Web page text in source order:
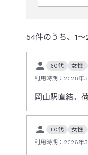
54件のうち、 1〜
60代 女性
利用時期： 2026年3
岡山駅直結。
60代 女性
利用時期： 2026年3